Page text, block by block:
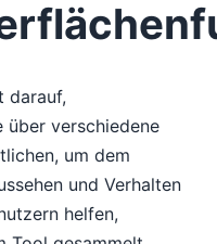
darauf,
über verschiedene
um dem
und Verhalten
helfen,